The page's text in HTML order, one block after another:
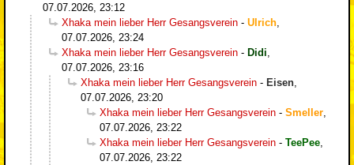
07.07.2026, 23:12
Xhaka mein lieber Herr Gesangsverein - Ulrich
07.07.2026, 23:24
Xhaka mein lieber Herr Gesangsverein - Didi
07.07.2026, 23:16
Xhaka mein lieber Herr Gesangsverein - Eisen
07.07.2026, 23:20
Xhaka mein lieber Herr Gesangsverein - Smeller
07.07.2026, 23:22
Xhaka mein lieber Herr Gesangsverein - TeePee
07.07.2026, 23:22